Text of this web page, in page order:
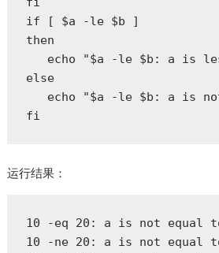
if [ $a -le $b ]
then
echo "$a -le $b: a is
else
echo "$a -le $b: a is
fi
运行结果：
10 -eq 20: a is not equal
10 -ne 20: a is not equal